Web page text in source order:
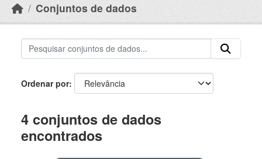
Conjuntos de dados
Ordenar por
4 conjuntos de dados
encontrados